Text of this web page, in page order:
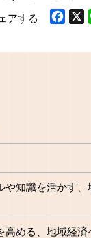
アする
知識を活かす、
高める、地域経済